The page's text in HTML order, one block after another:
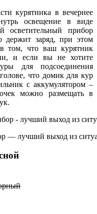
курятника в вечернее
освещение в виде
осветительный прибор
держит заряд, при этом
том, что ваш курятник
и если вы не хотите
для подсоединения
что домик для кур
с аккумулятором –
можно размещать в
— лучший выход из